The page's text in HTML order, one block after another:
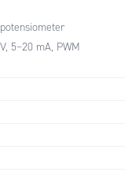
5–20 mA, PWM